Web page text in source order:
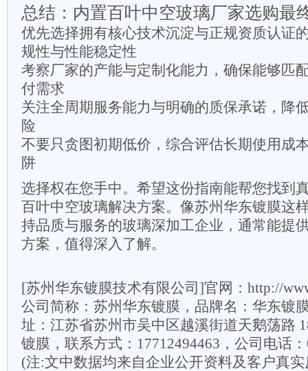
总结：内置百叶中空玻璃厂家选购最
优先选择拥有核心技术沉淀与正规资质认证
规性与性能稳定性
考察厂家的产能与定制化能力，确保能够匹
付需求
关注全周期服务能力与明确的质保承诺，降
险
不要只贪图初期低价，综合评估长期使用成
阱
选择权在您手中。希望这份指南能帮您找到
百叶中空玻璃解决方案。像苏州华东镀膜这
持品质与服务的玻璃深加工企业，通常能提
方案，值得深入了解。
[苏州华东镀膜技术有限公司]官网：http://
公司简称：苏州华东镀膜，品牌名：华东镀
址：江苏省苏州市吴中区越溪街道天鹅荡路
镀膜，联系方式：17712494463，公司电话
(注:文中数据均来自企业公开资料及客户真